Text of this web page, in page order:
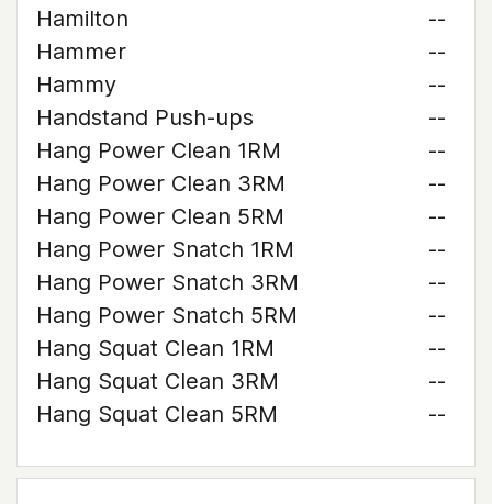
Hamilton
--
Hammer
--
Hammy
--
Handstand Push-ups
--
Hang Power Clean 1RM
--
Hang Power Clean 3RM
--
Hang Power Clean 5RM
--
Hang Power Snatch 1RM
--
Hang Power Snatch 3RM
--
Hang Power Snatch 5RM
--
Hang Squat Clean 1RM
--
Hang Squat Clean 3RM
--
Hang Squat Clean 5RM
--